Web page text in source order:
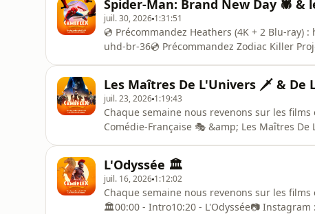
https://www.instagram.com/cameflexlive/💬
Spider-Man: Brand New Day 🕷️ &
juil. 30, 2026 1:31:51
💿 Précommandez Heathers (4K + 2 Blu-
uhd-br-36💿 Précommandez Zodiac Killer
https://www.cameflex-boutique.com/
qui font l'actualité, ou pas !Cette sema
Les Maîtres De L'Univers 🗡️ & De
juil. 23, 2026 1:19:43
Chaque semaine nous revenons sur les
Comédie-Française 🎭 &amp; Les Maîtres
Twitter : https://x.com/CameflexLive📺
https://www.cameflex-boutiq
L'Odyssée 🏛️
juil. 16, 2026 1:12:02
Chaque semaine nous revenons sur les
🏛️00:00 - Intro10:20 - L'Odyssée📷